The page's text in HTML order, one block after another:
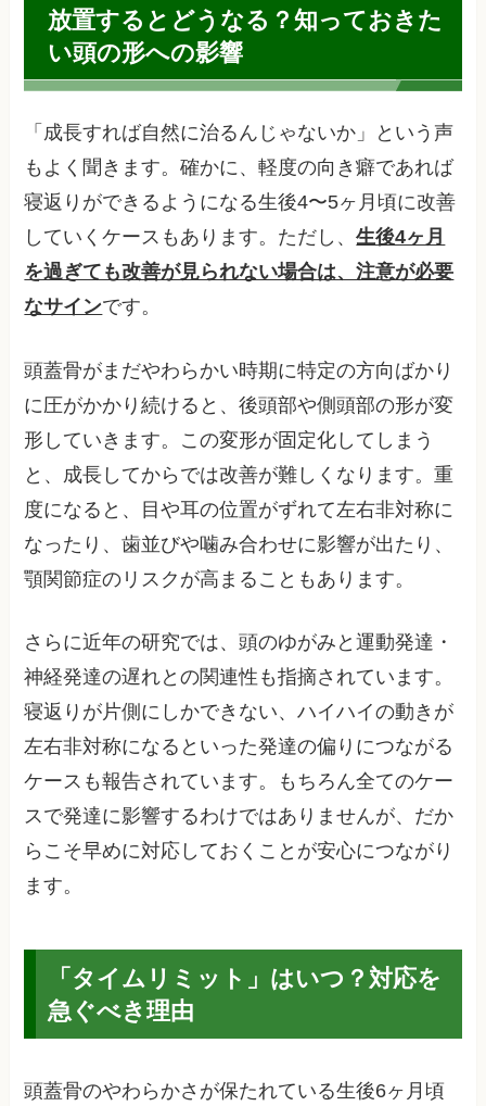
放置するとどうなる？知っておきた
い頭の形への影響
「成長すれば自然に治るんじゃないか」という声
もよく聞きます。確かに、軽度の向き癖であれば
寝返りができるようになる生後4〜5ヶ月頃に改善
していくケースもあります。ただし、生後4ヶ月
を過ぎても改善が見られない場合は、注意が必要
なサインです。
頭蓋骨がまだやわらかい時期に特定の方向ばかり
に圧がかかり続けると、後頭部や側頭部の形が変
形していきます。この変形が固定化してしまう
と、成長してからでは改善が難しくなります。重
度になると、目や耳の位置がずれて左右非対称に
なったり、歯並びや噛み合わせに影響が出たり、
顎関節症のリスクが高まることもあります。
さらに近年の研究では、頭のゆがみと運動発達・
神経発達の遅れとの関連性も指摘されています。
寝返りが片側にしかできない、ハイハイの動きが
左右非対称になるといった発達の偏りにつながる
ケースも報告されています。もちろん全てのケー
スで発達に影響するわけではありませんが、だか
らこそ早めに対応しておくことが安心につながり
ます。
「タイムリミット」はいつ？対応を
急ぐべき理由
頭蓋骨のやわらかさが保たれている生後6ヶ月頃